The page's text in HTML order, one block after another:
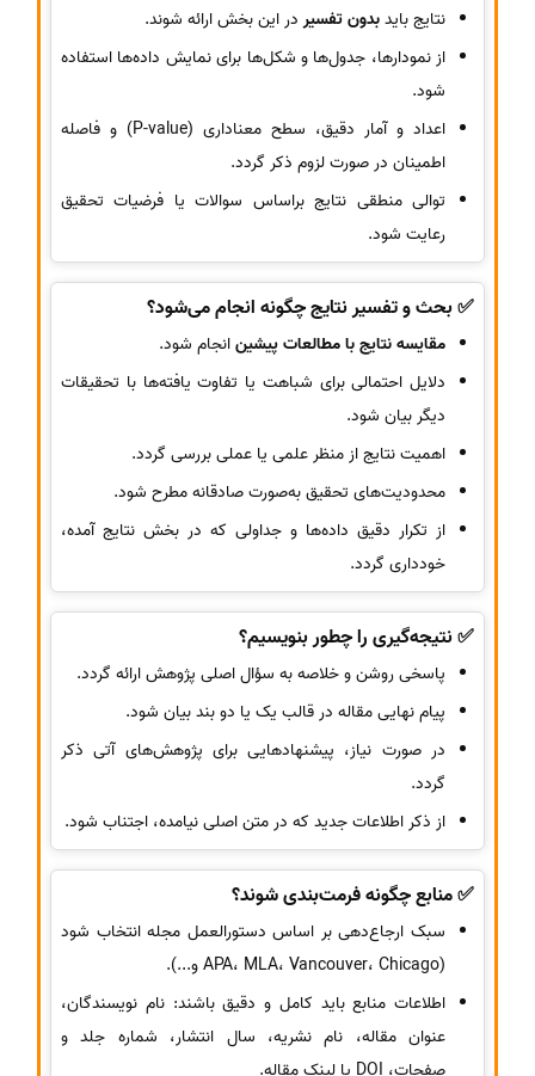
نتایج بایدبدون تفسیردر این بخش ارائه شوند.
از نمودارها، جدول‌ها و شکل‌ها برای نمایش داده‌ها استفاده
شود.
اعداد و آمار دقیق، سطح معناداری (P-value) و فاصله
اطمینان در صورت لزوم ذکر گردد.
توالی منطقی نتایج براساس سوالات یا فرضیات تحقیق
رعایت شود.
✅ بحث و تفسیر نتایج چگونه انجام می‌شود؟
مقایسه نتایج با مطالعات پیشینانجام شود.
دلایل احتمالی برای شباهت یا تفاوت یافته‌ها با تحقیقات
دیگر بیان شود.
اهمیت نتایج از منظر علمی یا عملی بررسی گردد.
محدودیت‌های تحقیق به‌صورت صادقانه مطرح شود.
از تکرار دقیق داده‌ها و جداولی که در بخش نتایج آمده،
خودداری گردد.
✅ نتیجه‌گیری را چطور بنویسیم؟
پاسخی روشن و خلاصه به سؤال اصلی پژوهش ارائه گردد.
پیام نهایی مقاله در قالب یک یا دو بند بیان شود.
در صورت نیاز، پیشنهادهایی برای پژوهش‌های آتی ذکر
گردد.
از ذکر اطلاعات جدید که در متن اصلی نیامده، اجتناب شود.
✅ منابع چگونه فرمت‌بندی شوند؟
سبک ارجاع‌دهی بر اساس دستورالعمل مجله انتخاب شود
(APA، MLA، Vancouver، Chicago و...).
اطلاعات منابع باید کامل و دقیق باشند: نام نویسندگان،
عنوان مقاله، نام نشریه، سال انتشار، شماره جلد و
صفحات، DOI یا لینک مقاله.